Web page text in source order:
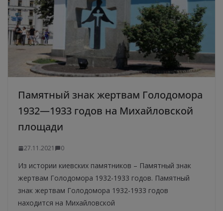
Памятный знак жертвам Голодомора
1932—1933 годов на Михайловской
площади
27.11.2021 0
Из истории киевских памятников – Памятный знак
жертвам Голодомора 1932-1933 годов. Памятный
знак жертвам Голодомора 1932-1933 годов
находится на Михайловской